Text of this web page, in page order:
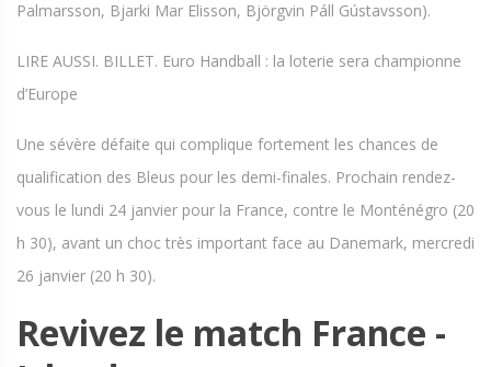
Palmarsson, Bjarki Mar Elisson, Björgvin Páll Gústavsson).
LIRE AUSSI. BILLET. Euro Handball : la loterie sera championne
d’Europe
Une sévère défaite qui complique fortement les chances de
qualification des Bleus pour les demi-finales. Prochain rendez-
vous le lundi 24 janvier pour la France, contre le Monténégro (20
h 30), avant un choc très important face au Danemark, mercredi
26 janvier (20 h 30).
Revivez le match France -